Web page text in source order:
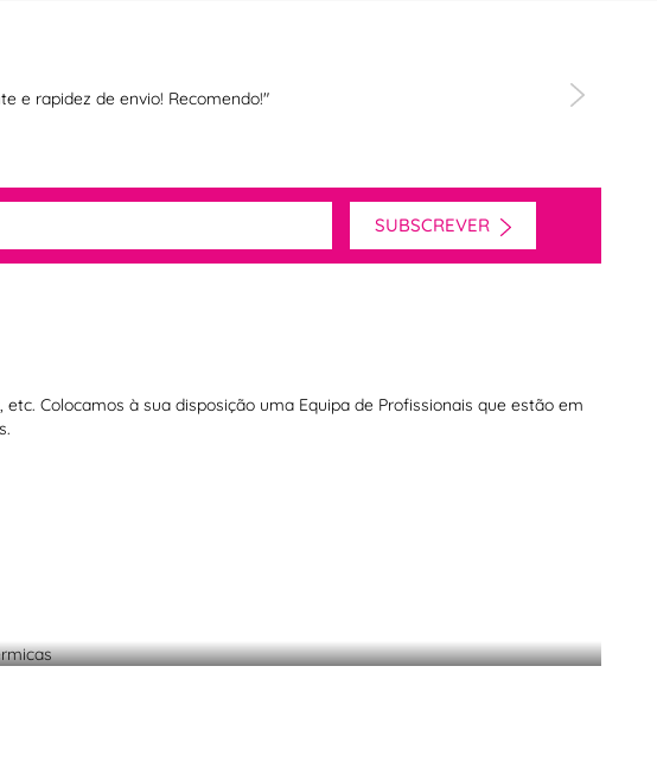
e rapidez de envio! Recomendo!"
SUBSCREVER
Colocamos à sua disposição uma Equipa de Profissionais que estão em